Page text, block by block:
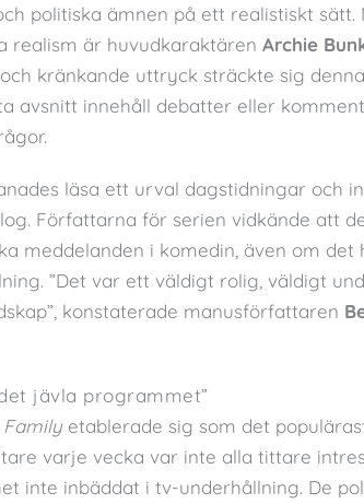
politiska ämnen på ett realistiskt sätt.
realism är huvudkaraktären Archie
kränkande uttryck sträckte sig
avsnitt innehåll debatter eller
läsa ett urval dagstidningar och
Författarna för serien vidkände att
meddelanden i komedin, även om det
”Det var ett väldigt rolig, väldigt
konstaterade manusförfattaren
jävla programmet”
Family etablerade sig som det
varje vecka var inte alla tittare
inte inbäddat i tv-underhållning. De